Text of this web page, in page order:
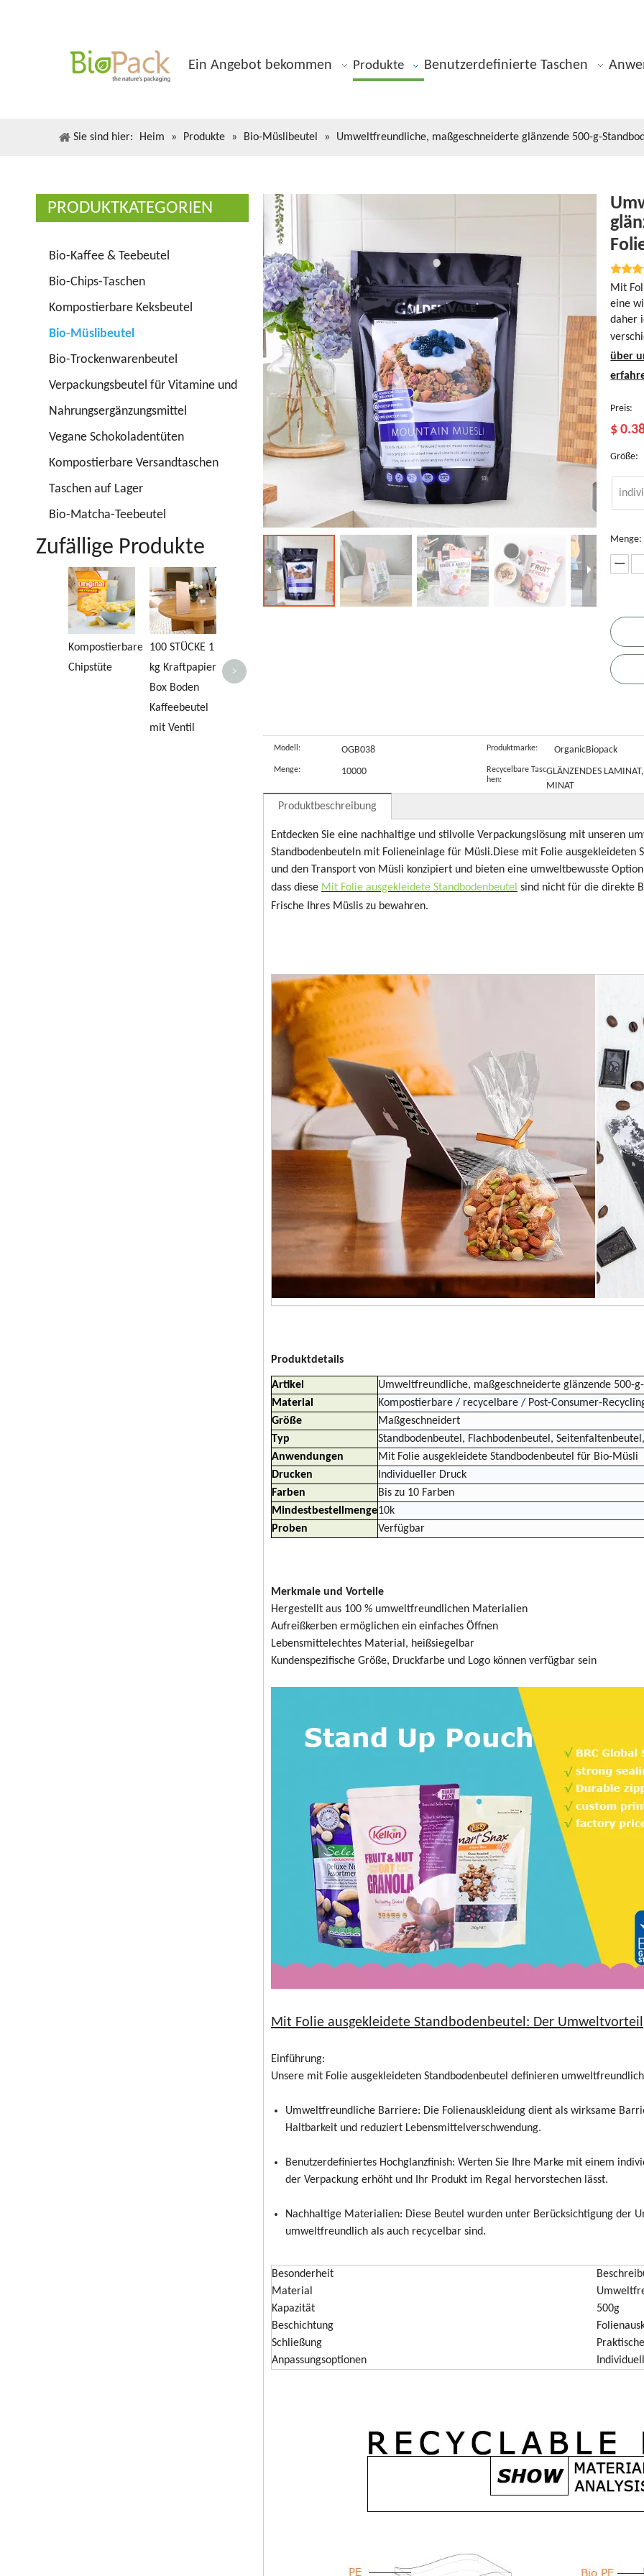
Ein Angebot bekommen Produkte Benutzerdefinierte Taschen
Sie sind hier: Heim » Produkte » Bio-Müslibeutel » Umweltfreundliche, maßgeschneiderte glänzende 500-g-
PRODUKTKATEGORIEN
Bio-Kaffee & Teebeutel
Bio-Chips-Taschen
Kompostierbare Keksbeutel
Bio-Müslibeutel
Bio-Trockenwarenbeutel
Verpackungsbeutel für Vitamine und
Nahrungsergänzungsmittel
Vegane Schokoladentüten
Kompostierbare Versandtaschen
Taschen auf Lager
Bio-Matcha-Teebeutel
Zufällige Produkte
Kompostierbare
Chipstüte
100 STÜCKE 1
kg Kraftpapier
Box Boden
Kaffeebeutel
mit Ventil
Hochwertiges
PBS-Material,
abbaubare
Kompostbeutel
Post-
Consumer-
Kompostierbare
Kaffeebeutel
Nachhaltige
Digitaldruck
Snackbeutel
>
Mit
eine
daher
über
Preis:
$
Größe:
Menge:
Modell: OGB038 Produktmarke: OrganicBiopack
Menge: 10000
Recycelbare Tasc
hen:
GLÄNZENDES
MINAT
Produktbeschreibung
Entdecken Sie eine nachhaltige und stilvolle Verpackungslösung mit unseren
Standbodenbeuteln mit Folieneinlage für Müsli.Diese mit Folie ausgekleideten
und den Transport von Müsli konzipiert und bieten eine umweltbewusste
dass diese Mit Folie ausgekleidete Standbodenbeutel sind nicht für die direkte
Frische Ihres Müslis zu bewahren.
Produktdetails
Artikel
Umweltfreundliche, maßgeschneiderte glänzende 500-
Material
Kompostierbare / recycelbare / Post-Consumer-
Größe
Maßgeschneidert
Typ
Standbodenbeutel, Flachbodenbeutel,
Anwendungen
Mit Folie ausgekleidete Standbodenbeutel für Bio-Müsli
Drucken
Individueller Druck
Farben
Bis zu 10 Farben
Mindestbestellmenge10k
Proben
Verfügbar
Merkmale und Vorteile
Hergestellt aus 100 % umweltfreundlichen Materialien
Aufreißkerben ermöglichen ein einfaches Öffnen
Lebensmittelechtes Material, heißsiegelbar
Kundenspezifische Größe, Druckfarbe und Logo können verfügbar sein
Mit Folie ausgekleidete Standbodenbeutel: Der Umweltvorteil
Einführung:
Unsere mit Folie ausgekleideten Standbodenbeutel definieren
Umweltfreundliche Barriere: Die Folienauskleidung dient als wirksame
Haltbarkeit und reduziert Lebensmittelverschwendung.
Benutzerdefiniertes Hochglanzfinish: Werten Sie Ihre Marke mit einem
der Verpackung erhöht und Ihr Produkt im Regal hervorstechen lässt.
Nachhaltige Materialien: Diese Beutel wurden unter Berücksichtigung der
umweltfreundlich als auch recycelbar sind.
Besonderheit
Material
Kapazität
500g
Beschichtung
Schließung
Anpassungsoptionen